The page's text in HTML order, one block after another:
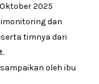
2025
dan
timnya dari
oleh ibu